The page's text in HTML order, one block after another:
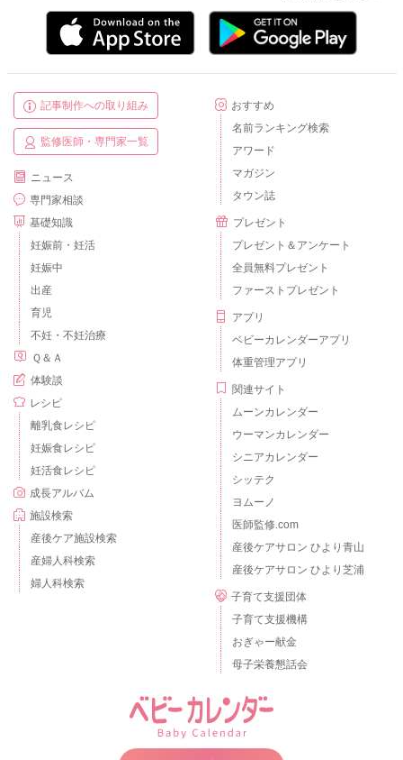
記事制作への取り組み
監修医師・専門家一覧
ニュース
専門家相談
基礎知識
妊娠前・妊活
妊娠中
出産
育児
不妊・不妊治療
Ｑ＆Ａ
体験談
レシピ
離乳食レシピ
妊娠食レシピ
妊活食レシピ
成長アルバム
施設検索
産後ケア施設検索
産婦人科検索
婦人科検索
おすすめ
名前ランキング検索
アワード
マガジン
タウン誌
プレゼント
プレゼント＆アンケート
全員無料プレゼント
ファーストプレゼント
アプリ
ベビーカレンダーアプリ
体重管理アプリ
関連サイト
ムーンカレンダー
ウーマンカレンダー
シニアカレンダー
シッテク
ヨムーノ
医師監修.com
産後ケアサロン ひより青山
産後ケアサロン ひより芝浦
子育て支援団体
子育て支援機構
おぎゃー献金
母子栄養懇話会